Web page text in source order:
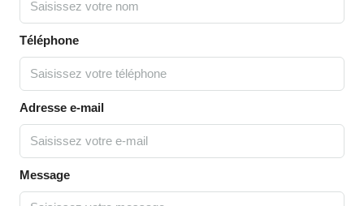
Téléphone
Adresse e-mail
Message